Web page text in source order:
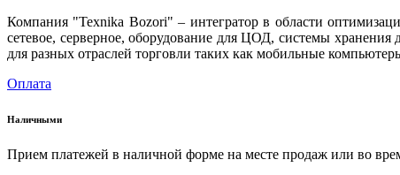
Компания "Texnika Bozori" – интегратор в области
сетевое, серверное, оборудование для ЦОД, системы
для разных отраслей торговли таких как мобильные
Оплата
Наличными
Прием платежей в наличной форме на месте продаж или во